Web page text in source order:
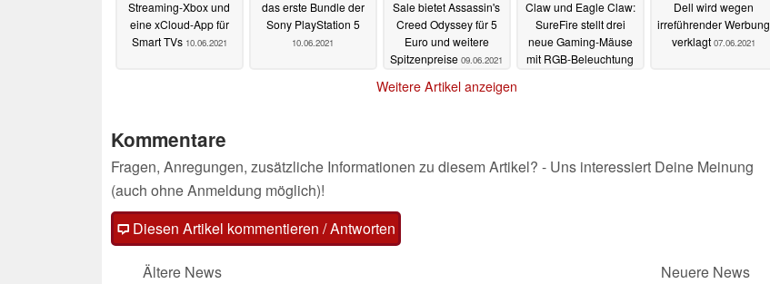
Streaming-Xbox und
eine xCloud-App für
Smart TVs 10.06.2021
das erste Bundle der
Sony PlayStation 5
10.06.2021
Sale bietet Assassin's
Creed Odyssey für 5
Euro und weitere
Spitzenpreise 09.06.2021
Claw und Eagle Claw:
SureFire stellt drei
neue Gaming-Mäuse
mit RGB-Beleuchtung
Dell wird wegen
irreführender Werbung
verklagt 07.06.2021
Weitere Artikel anzeigen
Kommentare
Fragen, Anregungen, zusätzliche Informationen zu diesem Artikel? - Uns interessiert Deine Meinung
(auch ohne Anmeldung möglich)!
Diesen Artikel kommentieren / Antworten
Ältere News
Neuere News